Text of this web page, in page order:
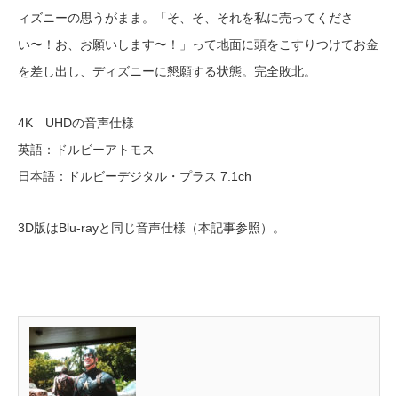
ィズニーの思うがまま。「そ、そ、それを私に売ってくださ
い〜！お、お願いします〜！」って地面に頭をこすりつけてお金
を差し出し、ディズニーに懇願する状態。完全敗北。
4K UHDの音声仕様
英語：ドルビーアトモス
日本語：ドルビーデジタル・プラス 7.1ch
3D版はBlu-rayと同じ音声仕様（本記事参照）。